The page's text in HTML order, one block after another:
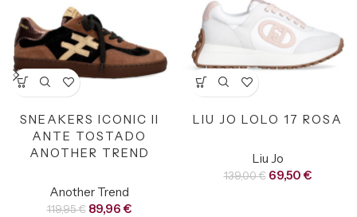
SNEAKERS ICONIC II
ANTE TOSTADO
ANOTHER TREND
Another Trend
119,95€ 89,96 €
LIU JO LOLO 17 ROSA
Liu Jo
139,00€ 69,50 €